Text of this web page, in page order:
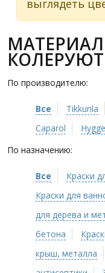
выглядеть
По производителю:
Все Tikkurila
Caparol
Hygge
По назначению:
Все Краски
Краски для
для дерева и
бетона
крыш, металла